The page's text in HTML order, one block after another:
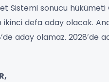
Sistemi sonucu
defa aday olacak.
aday olamaz. 2028’de